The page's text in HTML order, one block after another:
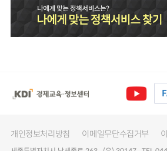
개인정보처리방침 이메일무단수집거부